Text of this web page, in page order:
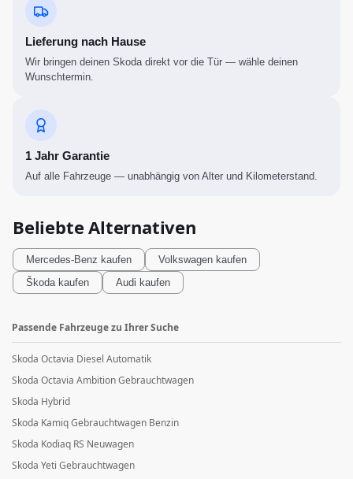
Lieferung nach Hause
Wir bringen deinen Skoda direkt vor die Tür — wähle deinen
Wunschtermin.
1 Jahr Garantie
Auf alle Fahrzeuge — unabhängig von Alter und Kilometerstand.
Beliebte Alternativen
Mercedes-Benz kaufen Volkswagen kaufen
Škodakaufen Audi kaufen
Passende Fahrzeuge zu Ihrer Suche
Skoda Octavia Diesel Automatik
Skoda Octavia Ambition Gebrauchtwagen
Skoda Hybrid
Skoda Kamiq Gebrauchtwagen Benzin
Skoda Kodiaq RS Neuwagen
Skoda Yeti Gebrauchtwagen